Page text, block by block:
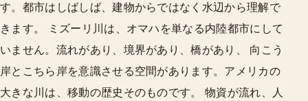
す。都市はしばしば、建物からではなく水辺から理解で
きます。 ミズーリ川は、オマハを単なる内陸都市にして
いません。流れがあり、境界があり、橋があり、 向こう
岸とこちら岸を意識させる空間があります。アメリカの
大きな川は、移動の歴史そのものです。 物資が流れ、人